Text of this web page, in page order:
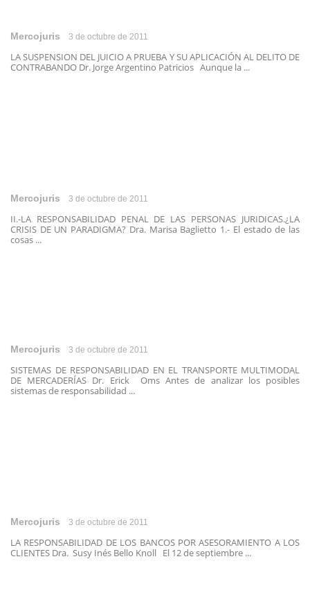
Mercojuris 3 de octubre de 2011
LA SUSPENSION DEL JUICIO A PRUEBA Y SU APLICACIÓN AL DELITO DE
CONTRABANDO Dr. Jorge Argentino Patricios Aunque la ...
Mercojuris 3 de octubre de 2011
II.-LA RESPONSABILIDAD PENAL DE LAS PERSONAS JURIDICAS.¿LA
CRISIS DE UN PARADIGMA? Dra. Marisa Baglietto 1.- El estado de las
cosas ...
Mercojuris 3 de octubre de 2011
SISTEMAS DE RESPONSABILIDAD EN EL TRANSPORTE MULTIMODAL
DE MERCADERÍAS Dr. Erick Oms Antes de analizar los posibles
sistemas de responsabilidad ...
Mercojuris 3 de octubre de 2011
LA RESPONSABILIDAD DE LOS BANCOS POR ASESORAMIENTO A LOS
CLIENTES Dra. Susy Inés Bello Knoll El 12 de septiembre ...